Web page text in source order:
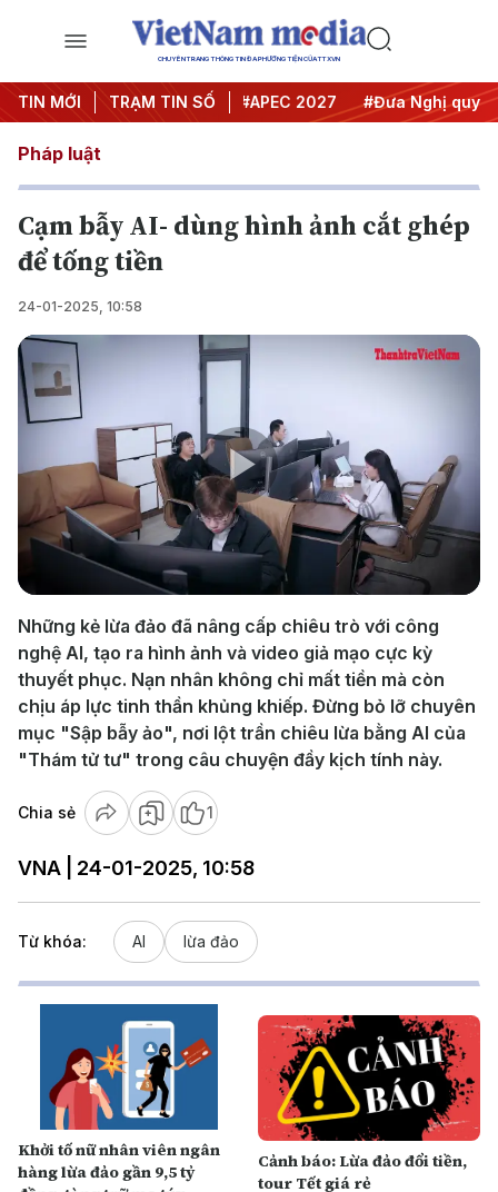
CHUYÊN TRANG THÔNG TIN ĐA PHƯƠNG TIỆN CỦA TTXVN
TIN MỚI TRẠM TIN SỐ
#Hội nghị Trung ương 3 #APEC 2027 #Đưa Nghị quyết
Pháp luật
Cạm bẫy AI- dùng hình ảnh cắt ghép
để tống tiền
24-01-2025, 10:58
Play
Video
Những kẻ lừa đảo đã nâng cấp chiêu trò với công
nghệ AI, tạo ra hình ảnh và video giả mạo cực kỳ
thuyết phục. Nạn nhân không chỉ mất tiền mà còn
chịu áp lực tinh thần khủng khiếp. Đừng bỏ lỡ chuyên
mục "Sập bẫy ảo", nơi lột trần chiêu lừa bằng AI của
"Thám tử tư" trong câu chuyện đầy kịch tính này.
Chia sẻ 1
VNA | 24-01-2025, 10:58
Từ khóa: AI lừa đảo
Khởi tố nữ nhân viên ngân
hàng lừa đảo gần 9,5 tỷ
Cảnh báo: Lừa đảo đổi tiền,
tour Tết giá rẻ